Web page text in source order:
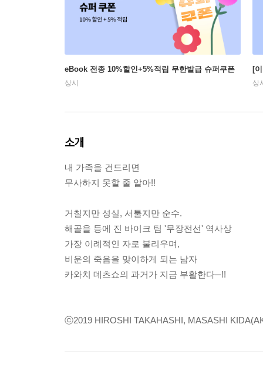
eBook 전종 10%할인+5%적립 무한발급 슈퍼쿠폰
상시
[
상
소개
내 가족을 건드리면
무사하지 못할 줄 알아!!
거칠지만 성실, 서툴지만 순수.
해골을 등에 진 바이크 팀 '무장전선' 역사상
가장 이례적인 자로 불리우며,
비운의 죽음을 맞이하게 되는 남자
카와치 데츠쇼의 과거가 지금 부활한다─!!
ⓒ2019 HIROSHI TAKAHASHI, MASASHI